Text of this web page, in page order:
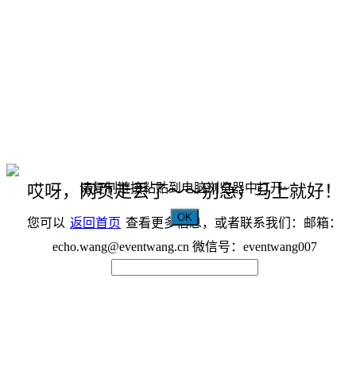
哎呀，网页走丢了～～别急，马上就好！
您可以 返回首页 查看更多信息，或者联系我们：邮箱：
echo.wang@eventwang.cn 微信号：eventwang007
请复制链接粘贴到电脑浏览器中打开~
OK